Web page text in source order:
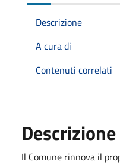
Descrizione
A cura di
Contenuti correlati
Descrizione
Il Comune rinnova il